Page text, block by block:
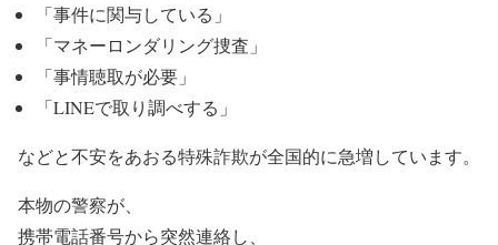
「事件に関与している」
「マネーロンダリング捜査」
「事情聴取が必要」
「LINEで取り調べする」
などと不安をあおる特殊詐欺が全国的に急増しています。
本物の警察が、
携帯電話番号から突然連絡し、